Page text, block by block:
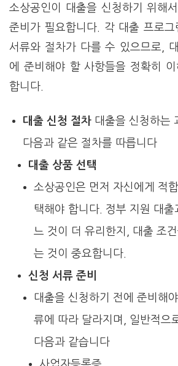
소상공인이 대출을 신청하기 위해
준비가 필요합니다. 각 대출 프로그
서류와 절차가 다를 수 있으므로,
에 준비해야 할 사항들을 정확히
합니다.
대출 신청 절차대출을 신청하는
다음과 같은 절차를 따릅니다
대출 상품 선택
소상공인은 먼저 자신에게 적
택해야 합니다. 정부 지원 대출
느 것이 더 유리한지, 대출 조
는 것이 중요합니다.
신청 서류 준비
대출을 신청하기 전에 준비해
류에 따라 달라지며, 일반적으
다음과 같습니다